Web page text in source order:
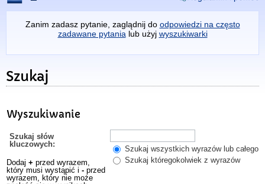
Zanim zadasz pytanie, zaglądnij do odpowiedzi na często
zadawane pytania lub użyj wyszukiwarki
Szukaj
Wyszukiwanie
Szukaj słów
kluczowych:
Dodaj + przed wyrazem,
który musi wystąpić i - przed
wyrazem, który nie może
Szukaj wszystkich wyrazów lub całego
Szukaj któregokolwiek z wyrazów